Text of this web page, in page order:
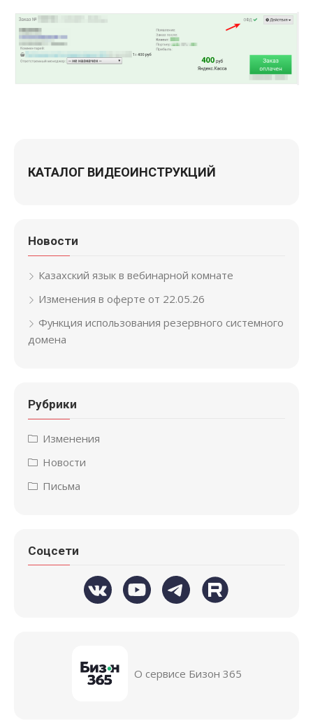
КАТАЛОГ ВИДЕОИНСТРУКЦИЙ
Новости
Казахский язык в вебинарной комнате
Изменения в оферте от 22.05.26
Функция использования резервного системного
домена
Рубрики
Изменения
Новости
Письма
Соцсети
О сервисе Бизон 365